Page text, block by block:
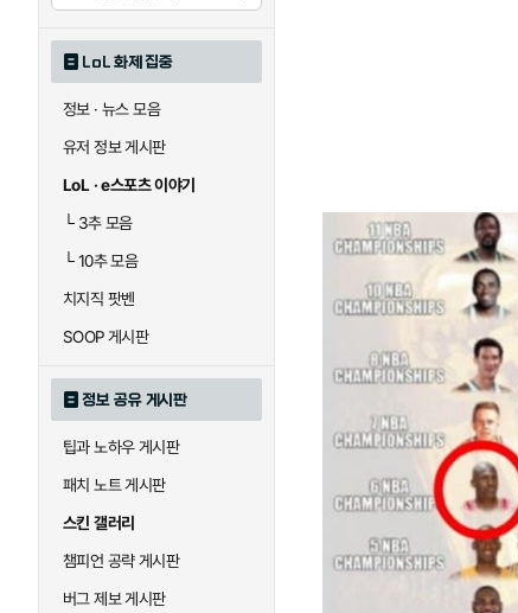
LoL 화제 집중
정보 · 뉴스 모음
유저 정보 게시판
LoL · e스포츠 이야기
└3추 모음
└10추 모음
치지직 팟벤
SOOP 게시판
정보 공유 게시판
팁과 노하우 게시판
패치 노트 게시판
스킨 갤러리
챔피언 공략 게시판
버그 제보 게시판